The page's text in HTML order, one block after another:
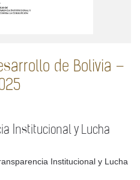
de Bolivia –
Institucional y Lucha
Institucional y Lucha